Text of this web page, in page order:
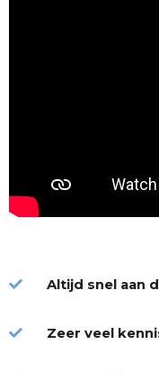
Altijd snel aan
Zeer veel